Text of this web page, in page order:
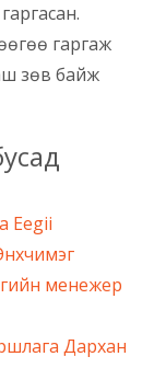
гаргаж
зөв байж
Eegii
менежер
Дархан